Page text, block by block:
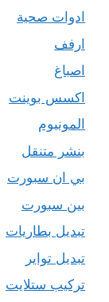
ادوات صحية
ارفف
اصباغ
اكسس بوينت
المونيوم
بنشر متنقل
بي ان سبورت
بين سبورت
تبديل بطاريات
تبديل تواير
تركيب ستلايت